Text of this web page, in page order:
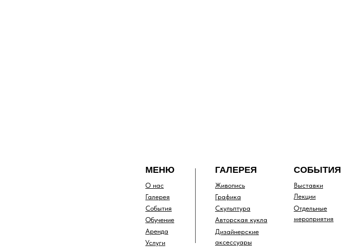
СОБЫТИЯ
МЕНЮ
О нас
Галерея
События
Обучение
Аренда
Услуги
ГАЛЕРЕЯ
Живопись
Графика
Скульптура
Авторская кукла
Выставки
Лекции
Отдельные
мероприятия
Дизайнерские
аксессуары